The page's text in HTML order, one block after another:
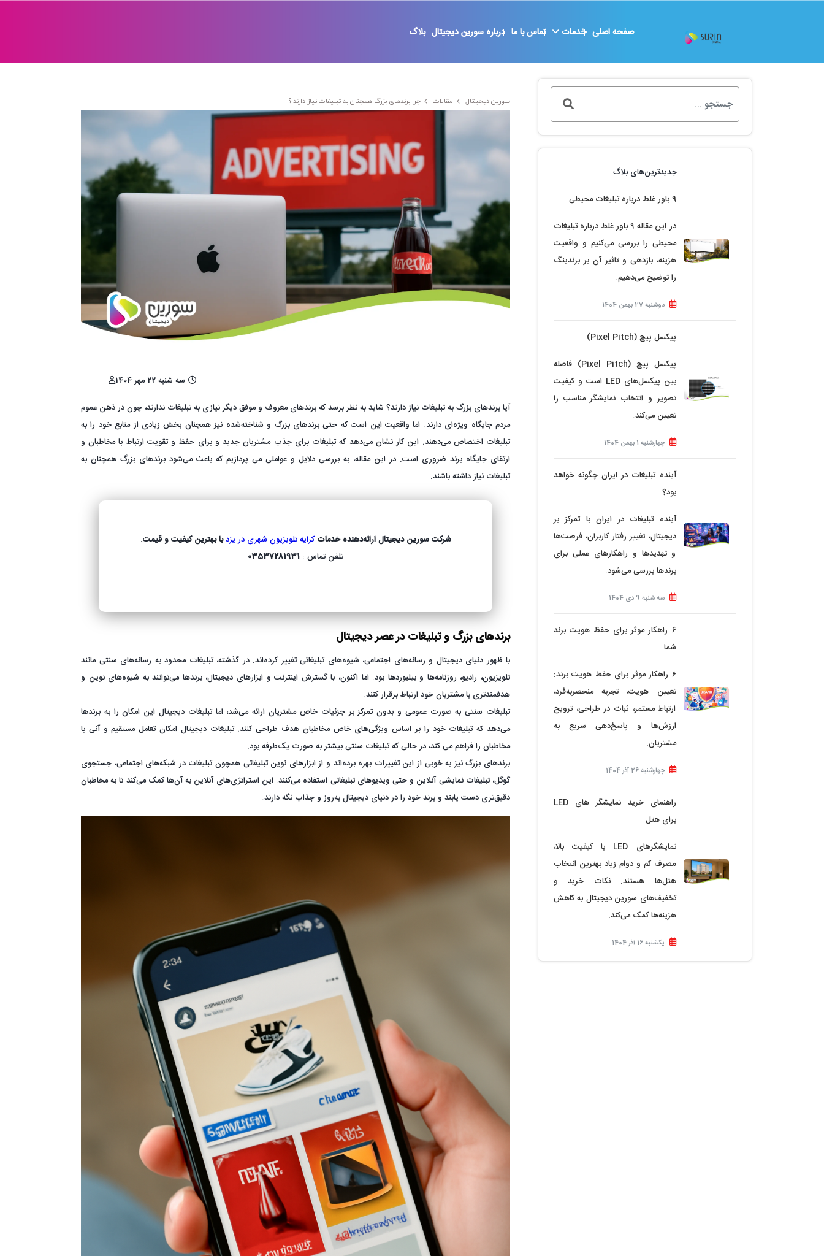
صفحه اصلی خدمات تماس با ما درباره سورین دیجیتال بلاگ
سورین دیجیتال مقالات چرا برندهای بزرگ همچنان به تبلیغات نیاز دارند ؟
سه شنبه 22 مهر 1404
آیا برندهای بزرگ به تبلیغات نیاز دارند؟ شاید به نظر برسد که برندهای معروف و موفق دیگر نیازی به تبلیغات ندارند، چون در ذهن عموم
مردم جایگاه ویژه‌ای دارند. اما واقعیت این است که حتی برندهای بزرگ و شناخته‌شده نیز همچنان بخش زیادی از منابع خود را به
تبلیغات اختصاص می‌دهند. این کار نشان می‌دهد که تبلیغات برای جذب مشتریان جدید و برای حفظ و تقویت ارتباط با مخاطبان و
ارتقای جایگاه برند ضروری است. در این مقاله، به بررسی دلایل و عواملی می پردازیم که باعث می‌شود برندهای بزرگ همچنان به
تبلیغات نیاز داشته باشند.
شرکت سورین دیجیتال ارائه‌دهنده خدماتکرایه تلویزیون شهری در یزدبا بهترین کیفیت و قیمت.
تلفن تماس : 03537281931
برندهای بزرگ و تبلیغات در عصر دیجیتال
با ظهور دنیای دیجیتال و رسانه‌های اجتماعی، شیوه‌های تبلیغاتی تغییر کرده‌اند. در گذشته، تبلیغات محدود به رسانه‌های سنتی مانند
تلویزیون، رادیو، روزنامه‌ها و بیلبوردها بود. اما اکنون، با گسترش اینترنت و ابزارهای دیجیتال، برندها می‌توانند به شیوه‌های نوین و
هدفمندتری با مشتریان خود ارتباط برقرار کنند.
تبلیغات سنتی به صورت عمومی و بدون تمرکز بر جزئیات خاص مشتریان ارائه می‌شد، اما تبلیغات دیجیتال این امکان را به برندها
می‌دهد که تبلیغات خود را بر اساس ویژگی‌های خاص مخاطبان هدف طراحی کنند. تبلیغات دیجیتال امکان تعامل مستقیم و آنی با
مخاطبان را فراهم می کند، در حالی که تبلیغات سنتی بیشتر به صورت یک‌طرفه بود.
برندهای بزرگ نیز به خوبی از این تغییرات بهره برده‌اند و از ابزارهای نوین تبلیغاتی همچون تبلیغات در شبکه‌های اجتماعی، جستجوی
گوگل، تبلیغات نمایشی آنلاین و حتی ویدیوهای تبلیغاتی استفاده می‌کنند. این استراتژی‌های آنلاین به آن‌ها کمک می‌کند تا به مخاطبان
دقیق‌تری دست یابند و برند خود را در دنیای دیجیتال به‌روز و جذاب نگه دارند.
جدیدترین‌های بلاگ
9 باور غلط درباره تبلیغات محیطی
در این مقاله ۹ باور غلط درباره تبلیغات
محیطی را بررسی می‌کنیم و واقعیت
هزینه، بازدهی و تاثیر آن بر برندینگ
را توضیح می‌دهیم.
دوشنبه 27 بهمن 1404
پیکسل پیچ (Pixel Pitch)
پیکسل پیچ (Pixel Pitch) فاصله
بین پیکسل‌های LED است و کیفیت
تصویر و انتخاب نمایشگر مناسب را
تعیین می‌کند.
چهارشنبه 1 بهمن 1404
آینده تبلیغات در ایران چگونه خواهد
بود؟
آینده تبلیغات در ایران با تمرکز بر
دیجیتال، تغییر رفتار کاربران، فرصت‌ها
و تهدیدها و راهکارهای عملی برای
برندها بررسی می‌شود.
سه شنبه 9 دی 1404
6 راهکار موثر برای حفظ هویت برند
شما
۶ راهکار موثر برای حفظ هویت برند:
تعیین هویت، تجربه منحصربه‌فرد،
ارتباط مستمر، ثبات در طراحی، ترویج
ارزش‌ها و پاسخ‌دهی سریع به
مشتریان.
چهارشنبه 26 آذر 1404
راهنمای خرید نمایشگر های LED
برای هتل
نمایشگرهای LED با کیفیت بالا،
مصرف کم و دوام زیاد بهترین انتخاب
هتل‌ها هستند. نکات خرید و
تخفیف‌های سورین دیجیتال به کاهش
هزینه‌ها کمک می‌کند.
یکشنبه 16 آذر 1404